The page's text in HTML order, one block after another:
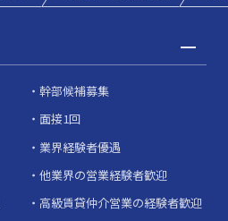
幹部候補募集
面接1回
業界経験者優遇
他業界の営業経験者歓迎
高級賃貸仲介営業の経験者歓迎